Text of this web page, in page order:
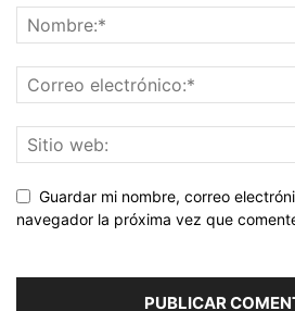
Guardar mi nombre, correo
navegador la próxima vez que